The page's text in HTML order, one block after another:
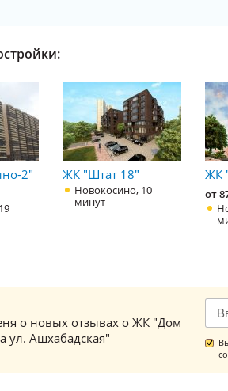
2" ЖК "Штат 18"
Новокосино, 10
минут
ЖК
от
о новых отзывах о ЖК "Дом
ул. Ашхабадская"